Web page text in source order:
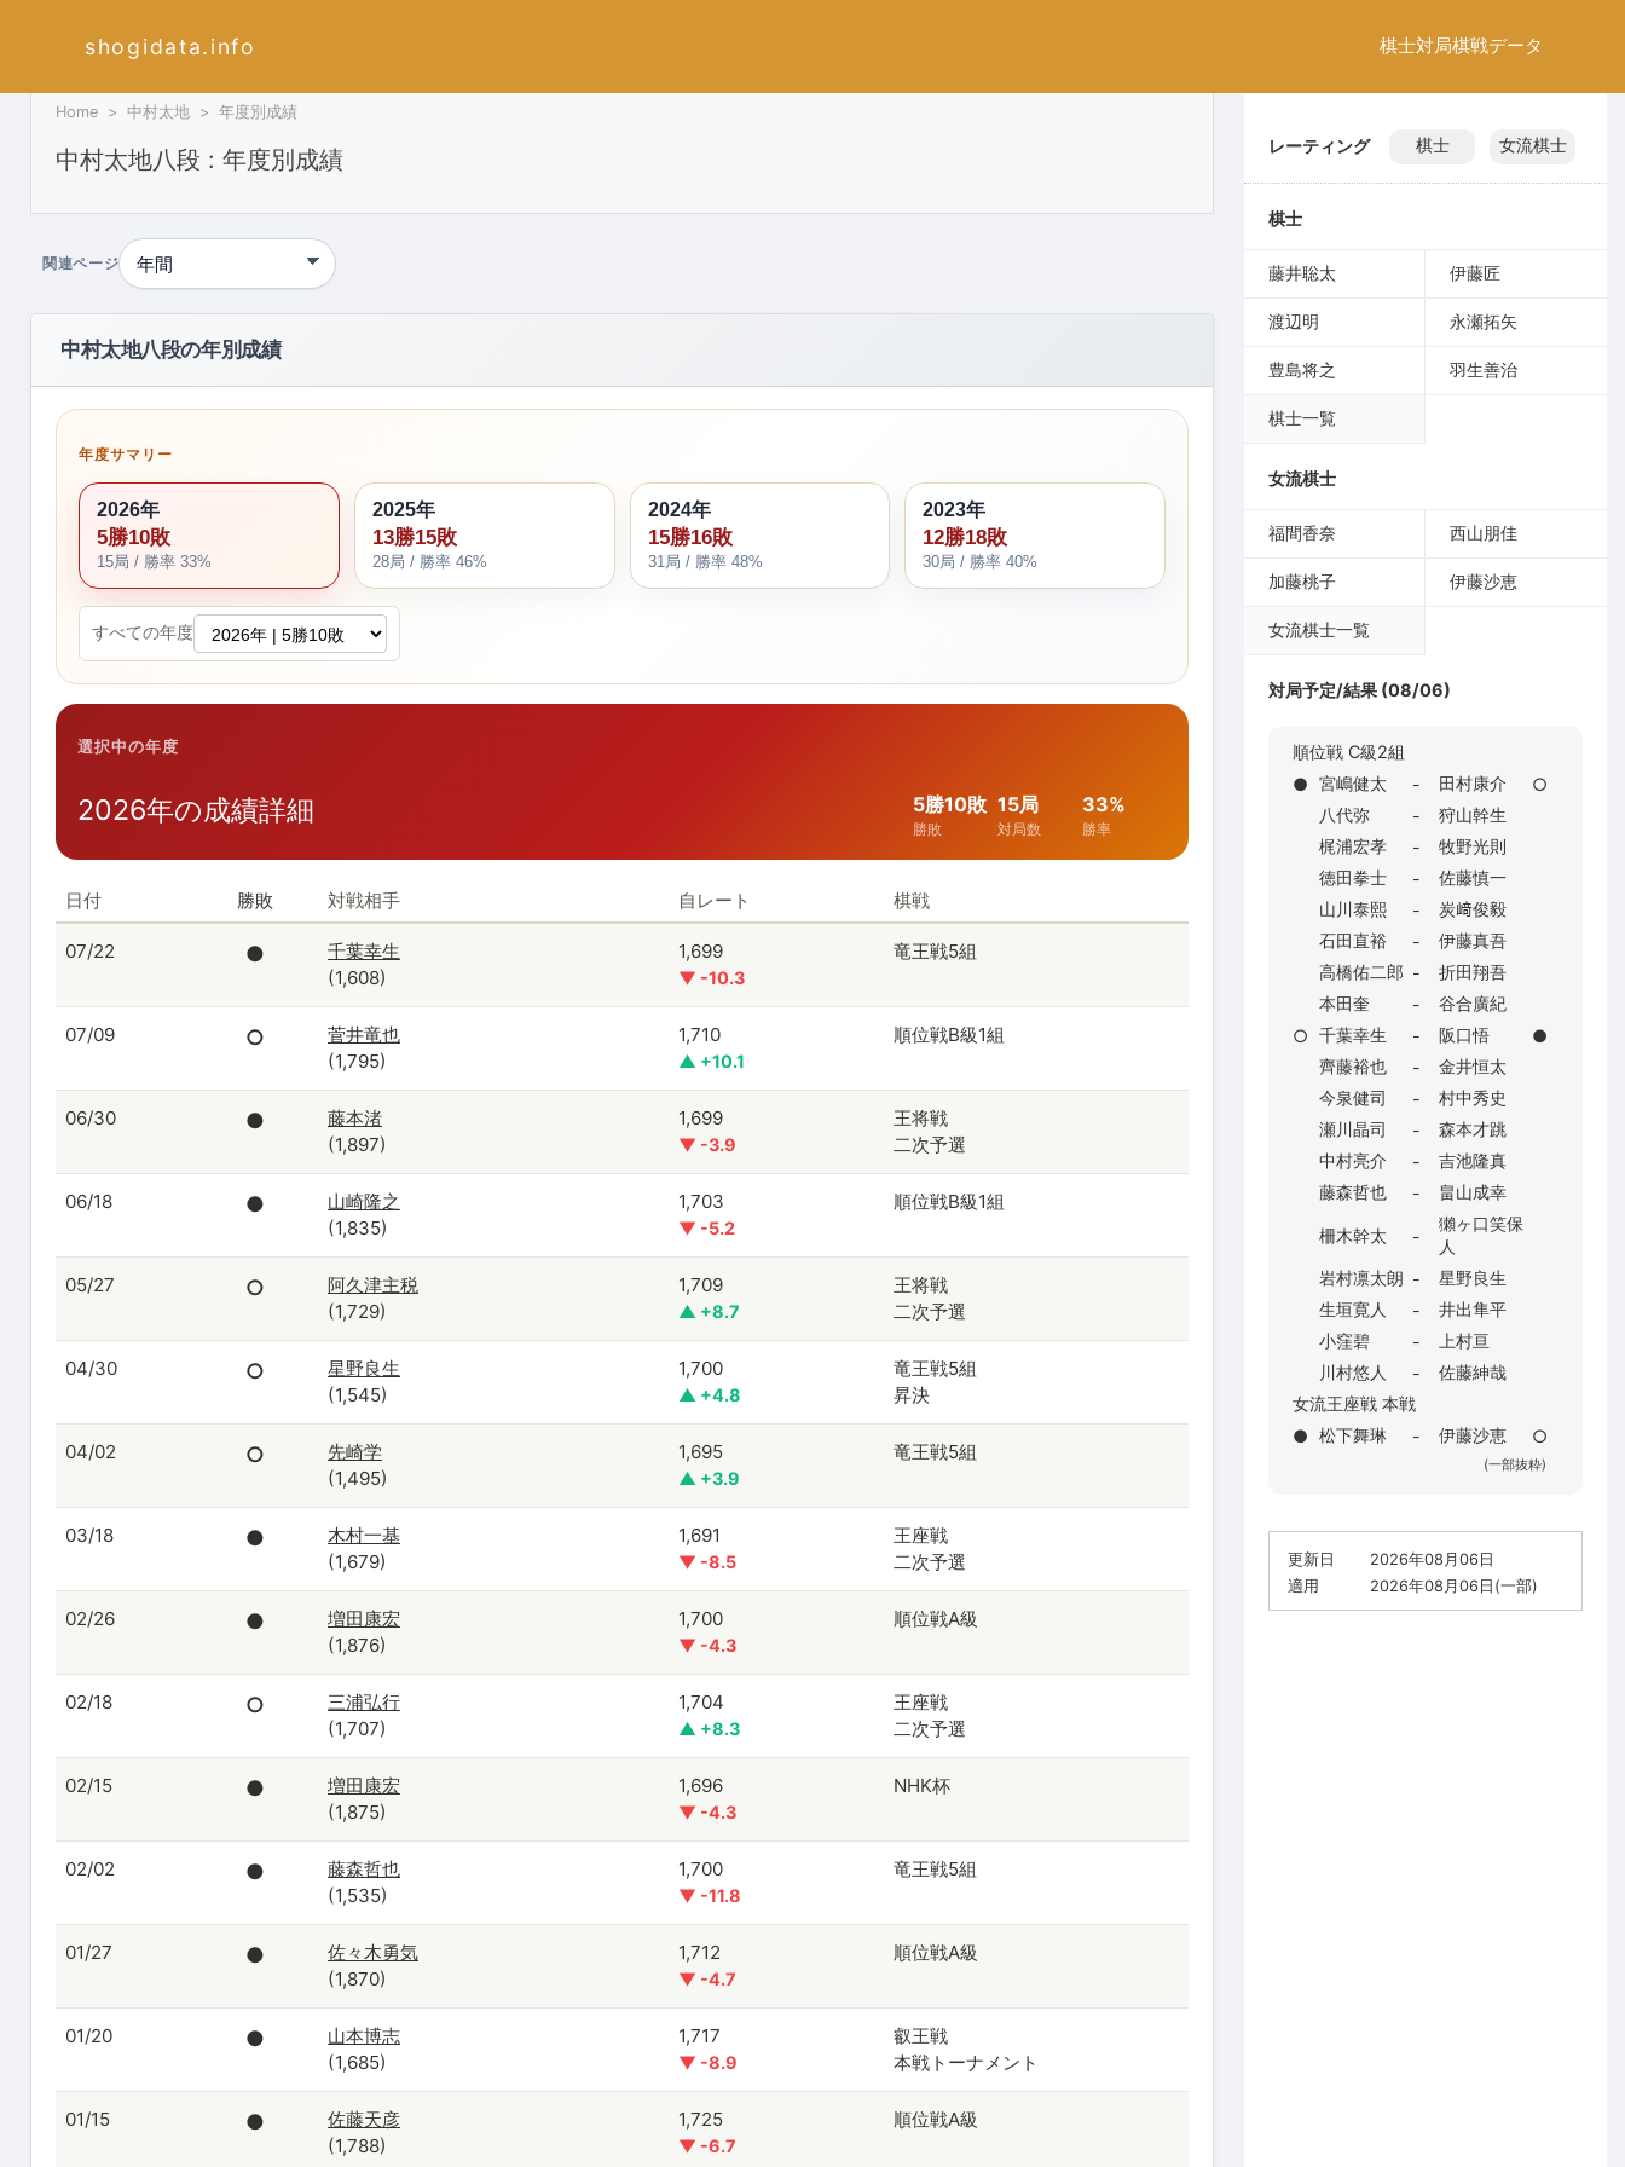
shogidata.info 棋士対局棋戦データ
Home 中村太地 年度別成績
中村太地八段 : 年度別成績
関連ページ
中村太地八段の年別成績
年度サマリー
2026年
5勝10敗
15局 / 勝率 33%
2025年
13勝15敗
28局 / 勝率 46%
2024年
15勝16敗
31局 / 勝率 48%
2023年
12勝18敗
30局 / 勝率 40%
すべての年度
選択中の年度
2026年の成績詳細 5勝10敗
勝敗
15局
対局数
33%
勝率
日付 勝敗 対戦相手 自レート 棋戦
07/22 ●
千葉幸生
(1,608)
1,699
▼ -10.3
竜王戦5組
07/09 ○
菅井竜也
(1,795)
1,710
▲ +10.1
順位戦B級1組
06/30 ●
藤本渚
(1,897)
1,699
▼ -3.9
王将戦
二次予選
06/18 ●
山崎隆之
(1,835)
1,703
▼ -5.2
順位戦B級1組
05/27 ○
阿久津主税
(1,729)
1,709
▲ +8.7
王将戦
二次予選
04/30 ○
星野良生
(1,545)
1,700
▲ +4.8
竜王戦5組
昇決
04/02 ○
先崎学
(1,495)
1,695
▲ +3.9
竜王戦5組
03/18 ●
木村一基
(1,679)
1,691
▼ -8.5
王座戦
二次予選
02/26 ●
増田康宏
(1,876)
1,700
▼ -4.3
順位戦A級
02/18 ○
三浦弘行
(1,707)
1,704
▲ +8.3
王座戦
二次予選
02/15 ●
増田康宏
(1,875)
1,696
▼ -4.3
NHK杯
02/02 ●
藤森哲也
(1,535)
1,700
▼ -11.8
竜王戦5組
01/27 ●
佐々木勇気
(1,870)
1,712
▼ -4.7
順位戦A級
01/20 ●
山本博志
(1,685)
1,717
▼ -8.9
叡王戦
本戦トーナメント
01/15 ●
佐藤天彦
(1,788)
1,725
▼ -6.7
順位戦A級
レーティング 棋士 女流棋士
棋士
藤井聡太 伊藤匠
渡辺明 永瀬拓矢
豊島将之 羽生善治
棋士一覧
女流棋士
福間香奈 西山朋佳
加藤桃子 伊藤沙恵
女流棋士一覧
対局予定/結果 (08/06)
順位戦 C級2組
● 宮嶋健太 - 田村康介
○
八代弥
-
狩山幹生
梶浦宏孝
-
牧野光則
徳田拳士
-
佐藤慎一
山川泰熙
-
炭﨑俊毅
石田直裕
-
伊藤真吾
高橋佑二郎 -
折田翔吾
本田奎
-
谷合廣紀
○ 千葉幸生 - 阪口悟
●
齊藤裕也
-
金井恒太
今泉健司
-
村中秀史
瀬川晶司
-
森本才跳
中村亮介
-
吉池隆真
藤森哲也
- 畠山成幸
柵木幹太 -
獺ヶ口笑保
人
岩村凛太朗 -
星野良生
生垣寛人
-
井出隼平
小窪碧
-
上村亘
川村悠人
-
佐藤紳哉
女流王座戦 本戦
● 松下舞琳 - 伊藤沙恵 ○
(一部抜粋)
更新日
2026年08月06日
適用
2026年08月06日(一部)